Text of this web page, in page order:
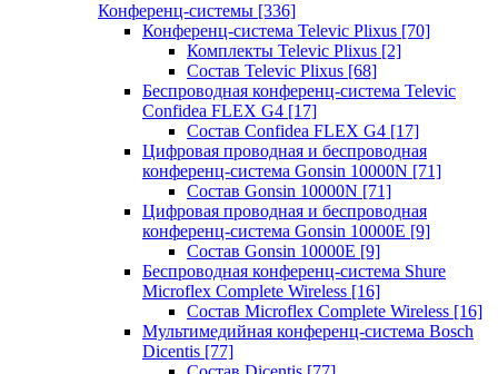
Конференц-системы [336]
Конференц-система Televic Plixus [70]
Комплекты Televic Plixus [2]
Состав Televic Plixus [68]
Беспроводная конференц-система Televic
Confidea FLEX G4 [17]
Состав Confidea FLEX G4 [17]
Цифровая проводная и беспроводная
конференц-система Gonsin 10000N [71]
Состав Gonsin 10000N [71]
Цифровая проводная и беспроводная
конференц-система Gonsin 10000E [9]
Состав Gonsin 10000E [9]
Беспроводная конференц-система Shure
Microflex Complete Wireless [16]
Состав Microflex Complete Wireless [16]
Мультимедийная конференц-система Bosch
Dicentis [77]